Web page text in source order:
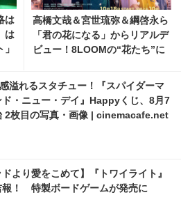
は
は
高橋文哉＆宮世琉弥＆綱啓永ら
「君の花になる」からリアルデ
ビュー！8LOOMの“花たち”に
溢れるスタチュー！『スパイダーマ
ド・ニュー・デイ』Happyくじ、8月7
2枚目の写真・画像 | cinemacafe.net
ドより愛をこめて】『トワイライト』
報！ 特製ボードゲームが発売に